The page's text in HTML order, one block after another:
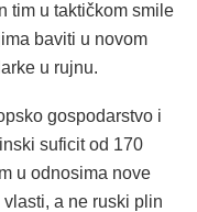
tim u taktičkom smile
baviti u novom
u rujnu.
gospodarstvo i
suficit od 170
u odnosima nove
a ne ruski plin